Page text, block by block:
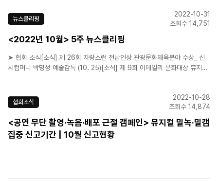
5개 작품 포스터 공개[에스앤코(주)..
뉴스클리핑
2022-10-31
조회수 14,751
<2022년 10월> 5주 뉴스클리핑
➤ 협회 소식[소식] 제 26회 자랑스런 전남인상 관광문화체육분야 수상_ 신
시컴퍼니 박명성 예술감독 (10. 25)[소식] 제 9회 이데일리 문화대상 뮤지컬
확정![라이브(주)] ..
협회소식
2022-10-28
조회수 14,874
<공연 무단 촬영·녹음·배포 근절 캠페인> 뮤지컬 밀녹·밀캠
집중 신고기간 | 10월 신고현황